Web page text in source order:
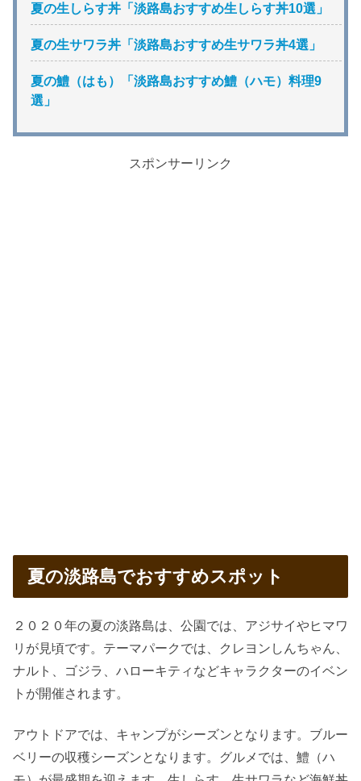
夏の生しらす丼「淡路島おすすめ生しらす丼10選」
夏の生サワラ丼「淡路島おすすめ生サワラ丼4選」
夏の鱧（はも）「淡路島おすすめ鱧（ハモ）料理9
選」
スポンサーリンク
夏の淡路島でおすすめスポット
２０２０年の夏の淡路島は、公園では、アジサイやヒマワ
リが見頃です。テーマパークでは、クレヨンしんちゃん、
ナルト、ゴジラ、ハローキティなどキャラクターのイベン
トが開催されます。
アウトドアでは、キャンプがシーズンとなります。ブルー
ベリーの収穫シーズンとなります。グルメでは、鱧（ハ